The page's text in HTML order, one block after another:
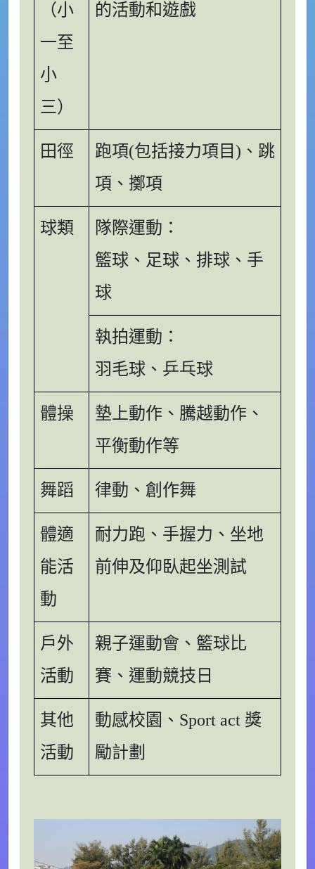
（小
一至
小
三）
的活動和遊戲
田徑
跑項(包括接力項目)、跳
項、擲項
球類
隊際運動：
籃球、足球、排球、手
球
執拍運動：
羽毛球、乒乓球
體操
墊上動作、騰越動作、
平衡動作等
舞蹈 律動、創作舞
體適
能活
動
耐力跑、手握力、坐地
前伸及仰臥起坐測試
戶外
活動
親子運動會、籃球比
賽、運動競技日
其他
活動
動感校園、Sport act 獎
勵計劃